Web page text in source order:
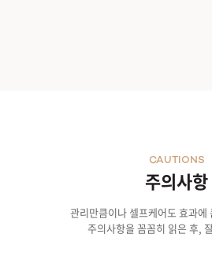
주의사항
CAUTIONS
관리만큼이나 셀프케어도 효과에
주의사항을 꼼꼼히 읽은 후,